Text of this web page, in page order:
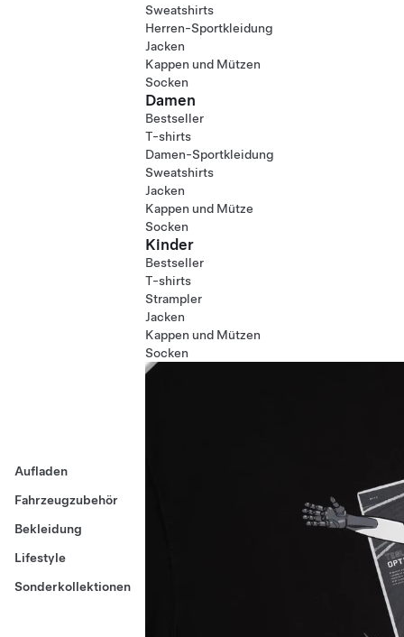
Aufladen
Fahrzeugzubehör
Bekleidung
Lifestyle
Sonderkollektionen
Sweatshirts
Herren-Sportkleidung
Jacken
Kappen und Mützen
Socken
Damen
Bestseller
T-shirts
Damen-Sportkleidung
Sweatshirts
Jacken
Kappen und Mütze
Socken
Kinder
Bestseller
T-shirts
Strampler
Jacken
Kappen und Mützen
Socken